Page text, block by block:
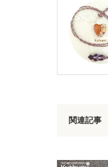
関連記事